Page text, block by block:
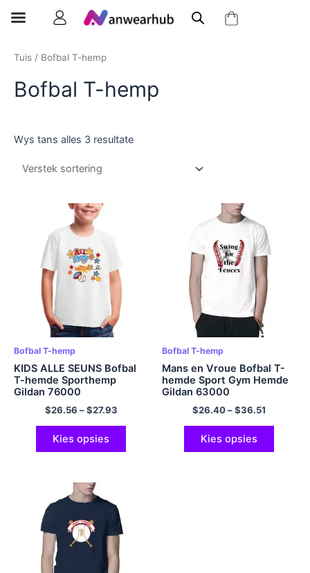
Tuis / Bofbal T-hemp
Bofbal T-hemp
Wys tans alles 3 resultate
Bofbal T-hemp
KIDS ALLE SEUNS Bofbal
T-hemde Sporthemp
Gildan 76000
Katoenhemde Veelkleurig
$26.56 –$27.93
Kies opsies
Bofbal T-hemp
Mans en Vroue Bofbal T-
hemde Sport Gym Hemde
Gildan 63000
Katoenhemde Veelkleurig
$26.40–$36.51
Kies opsies